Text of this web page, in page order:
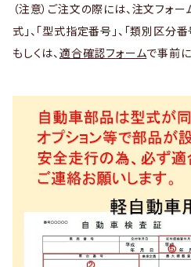
（注意）ご注文の際には、注文フォー
式」、「型式指定番号」、「類別区分
もしくは、 適合確認フォームで事前